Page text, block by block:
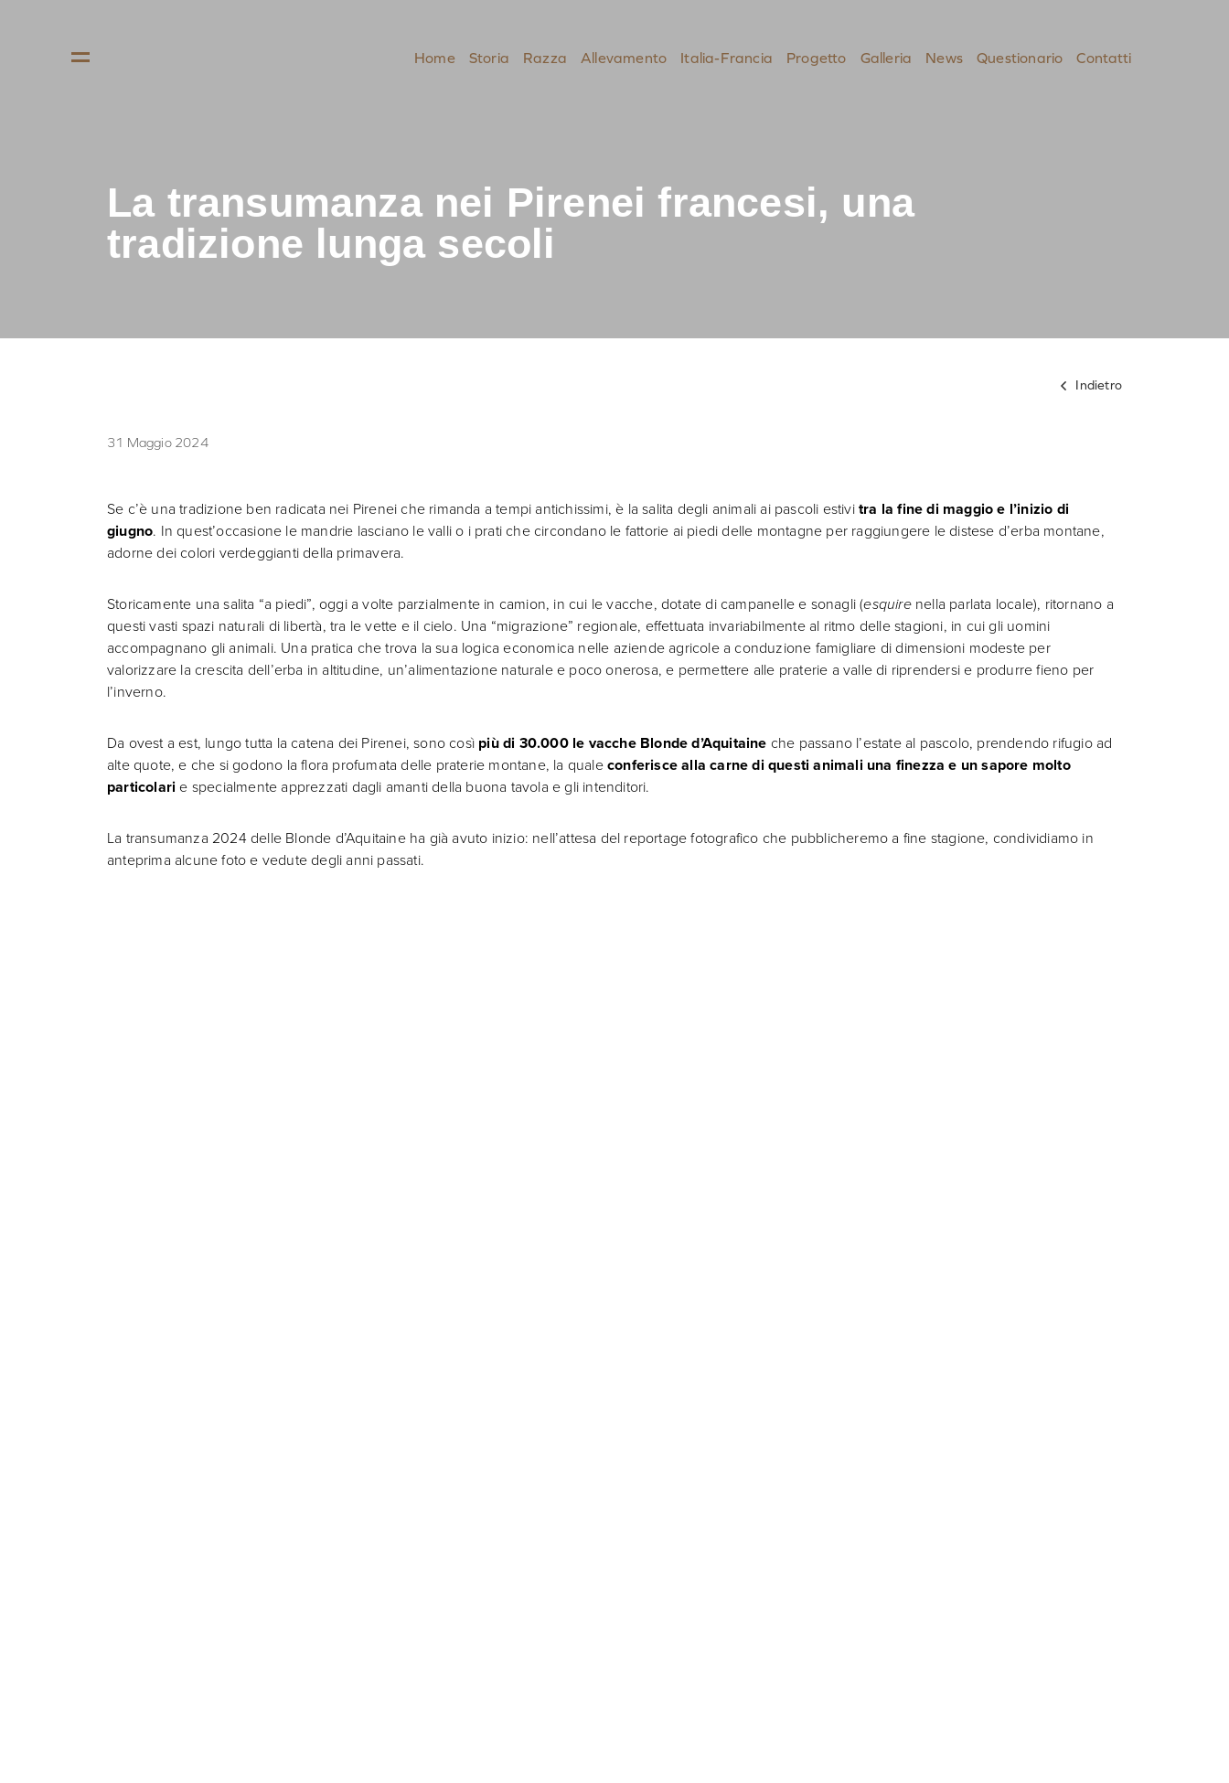
Home Storia Razza Allevamento Italia-Francia Progetto Galleria News Questionario Contatti
La transumanza nei Pirenei francesi, una
tradizione lunga secoli
Indietro
31 Maggio 2024
Se c’è una tradizione ben radicata nei Pirenei che rimanda a tempi antichissimi, è la salita degli animali ai pascoli estivi tra la fine di maggio e l’inizio di
giugno. In quest’occasione le mandrie lasciano le valli o i prati che circondano le fattorie ai piedi delle montagne per raggiungere le distese d’erba montane,
adorne dei colori verdeggianti della primavera.
Storicamente una salita “a piedi”, oggi a volte parzialmente in camion, in cui le vacche, dotate di campanelle e sonagli (esquirenella parlata locale), ritornano a
questi vasti spazi naturali di libertà, tra le vette e il cielo. Una “migrazione” regionale, effettuata invariabilmente al ritmo delle stagioni, in cui gli uomini
accompagnano gli animali. Una pratica che trova la sua logica economica nelle aziende agricole a conduzione famigliare di dimensioni modeste per
valorizzare la crescita dell’erba in altitudine, un’alimentazione naturale e poco onerosa, e permettere alle praterie a valle di riprendersi e produrre fieno per
l’inverno.
Da ovest a est, lungo tutta la catena dei Pirenei, sono così più di 30.000 le vacche Blonde d’Aquitaine che passano l’estate al pascolo, prendendo rifugio ad
alte quote, e che si godono la flora profumata delle praterie montane, la qualeconferisce alla carne di questi animali una finezza e un sapore molto
particolari e specialmente apprezzati dagli amanti della buona tavola e gli intenditori.
La transumanza 2024 delle Blonde d’Aquitaine ha già avuto inizio: nell’attesa del reportage fotografico che pubblicheremo a fine stagione, condividiamo in
anteprima alcune foto e vedute degli anni passati.